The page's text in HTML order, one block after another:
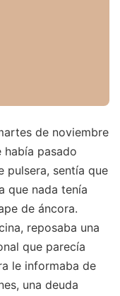
de noviembre
pasado
pulsera, sentía que
que nada tenía
de áncora.
reposaba una
que parecía
le informaba de
una deuda